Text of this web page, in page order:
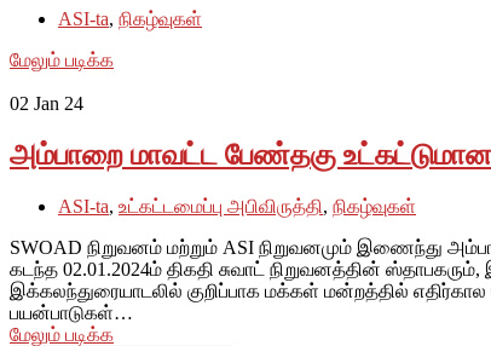
ASI-ta, நிகழ்வுகள்
மேலும் படிக்க
02 Jan 24
அம்பாறை மாவட்ட பேண்தகு
ASI-ta, உட்கட்டமைப்பு அபிவிருத்தி, நிகழ்வுகள்
SWOAD நிறுவனம் மற்றும் ASI நிறுவனமும் இணைந்து
கடந்த 02.01.2024ம் திகதி சுவாட் நிறுவனத்தின்
இக்கலந்துரையாடலில் குறிப்பாக மக்கள் மன்றத்தில்
பயன்பாடுகள்…
மேலும் படிக்க